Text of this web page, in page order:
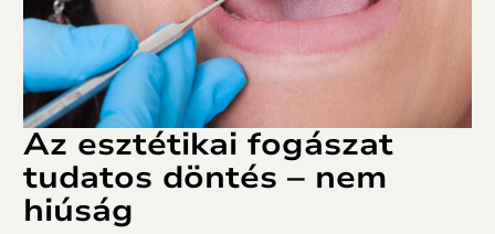
Az esztétikai fogászat
tudatos döntés – nem
hiúság